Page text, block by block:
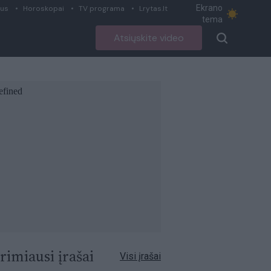
Horoskopai TV programa Lrytas.lt
Ekrano
tema
Atsiųskite video
įrašai Visi įrašai